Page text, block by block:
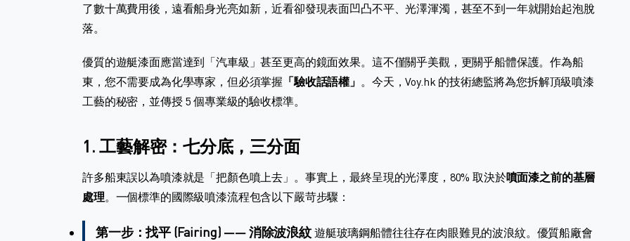
了數十萬費用後，遠看船身光亮如新，近看卻發現表面凹凸不平、光澤渾濁，甚至不到一年就開始起泡脫
落。
優質的遊艇漆面應當達到「汽車級」甚至更高的鏡面效果。這不僅關乎美觀，更關乎船體保護。作為船
東，您不需要成為化學專家，但必須掌握 「驗收話語權」 。今天，Voy.hk 的技術總監將為您拆解頂級噴漆
工藝的秘密，並傳授 5 個專業級的驗收標準。
1. 工藝解密：七分底，三分面
許多船東誤以為噴漆就是「把顏色噴上去」。事實上，最終呈現的光澤度，80% 取決於噴面漆之前的基層
處理。一個標準的國際級噴漆流程包含以下嚴苛步驟：
第一步：找平 (Fairing) —— 消除波浪紋遊艇玻璃鋼船體往往存在肉眼難見的波浪紋。優質船廠會